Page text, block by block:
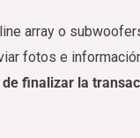
array o
fotos e
finalizar la